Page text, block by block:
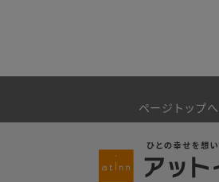
ページトップへ